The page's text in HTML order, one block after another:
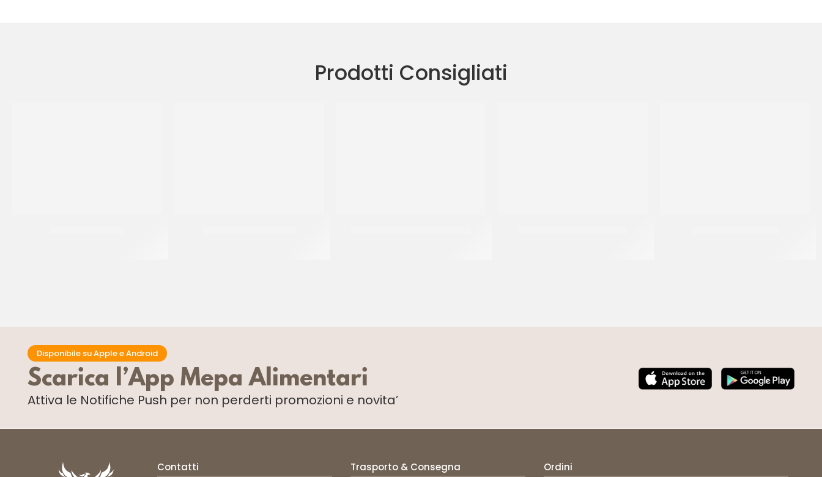
Prodotti Consigliati
Disponibile su Apple e Android
Scarica l’App Mepa Alimentari
Attiva le Notifiche Push per non perderti promozioni e novita’
Contatti Trasporto & Consegna Ordini